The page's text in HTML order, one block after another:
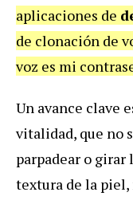
aplicaciones de
de clonación de
voz es mi
Un avance clave
vitalidad, que no
parpadear o girar
textura de la piel,